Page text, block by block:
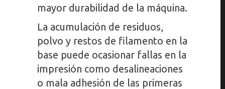
mayor durabilidad de la máquina.
La acumulación de residuos,
polvo y restos de filamento en la
base puede ocasionar fallas en la
impresión como desalineaciones
o mala adhesión de las primeras